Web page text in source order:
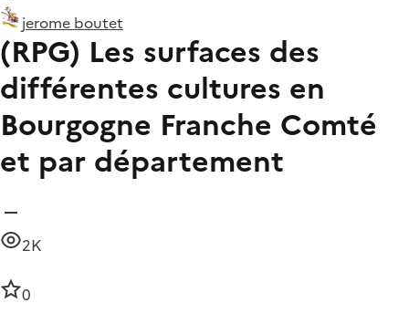
jerome boutet
(RPG) Les surfaces des
différentes cultures en
Bourgogne Franche Comté
et par département
2K
0